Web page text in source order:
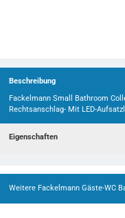
Beschreibung
Fackelmann Small Bathroom
Rechtsanschlag- Mit LED-
Eigenschaften
Weitere Fackelmann Gäste-WC